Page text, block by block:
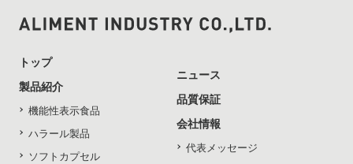
トップ
製品紹介
機能性表示食品
ハラール製品
ソフトカプセル
ニュース
品質保証
会社情報
代表メッセージ